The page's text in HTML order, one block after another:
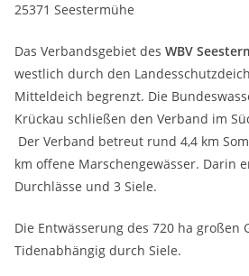
25371 Seestermühe
Das Verbandsgebiet des WBV
westlich durch den
Mitteldeich begrenzt. Die
Krückau schließen den Verband im
Der Verband betreut rund 4,4 km
km offene Marschengewässer. Darin
Durchlässe und 3 Siele.
Die Entwässerung des 720 ha großen
Tidenabhängig durch Siele.